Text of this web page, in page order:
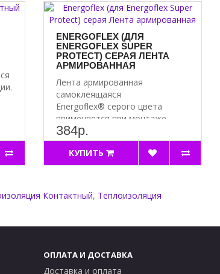
ENERGOFLEX (ДЛЯ
ENERGOFLEX SUPER
PROTECT) СЕРАЯ ЛЕНТА
АРМИРОВАННАЯ
Лента армированная
самоклеящаяся
Energoflex® серого цвета
применяется при монтаже
теплоизол..
384р.
КУПИТЬ
Контактный, Теплоизоляция
ОПЛАТА И ДОСТАВКА
Доставка и оплата